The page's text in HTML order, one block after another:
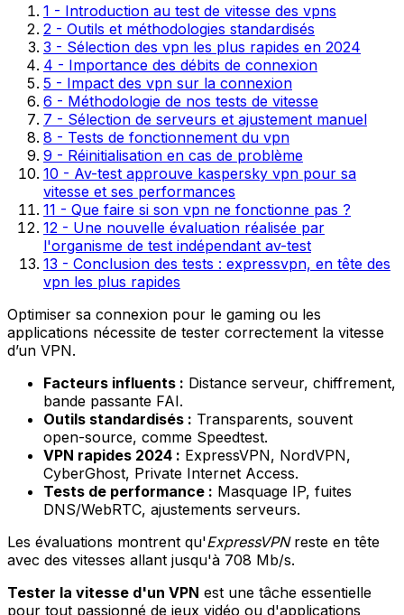
1 - Introduction au test de vitesse des vpns
2 - Outils et méthodologies standardisés
3 - Sélection des vpn les plus rapides en 2024
4 - Importance des débits de connexion
5 - Impact des vpn sur la connexion
6 - Méthodologie de nos tests de vitesse
7 - Sélection de serveurs et ajustement manuel
8 - Tests de fonctionnement du vpn
9 - Réinitialisation en cas de problème
10 - Av-test approuve kaspersky vpn pour sa
vitesse et ses performances
11 - Que faire si son vpn ne fonctionne pas ?
12 - Une nouvelle évaluation réalisée par
l'organisme de test indépendant av-test
13 - Conclusion des tests : expressvpn, en tête des
vpn les plus rapides
Optimiser sa connexion pour le gaming ou les
applications nécessite de tester correctement la vitesse
d’un VPN.
Facteurs influents : Distance serveur, chiffrement,
bande passante FAI.
Outils standardisés : Transparents, souvent
open-source, comme Speedtest.
VPN rapides 2024 : ExpressVPN, NordVPN,
CyberGhost, Private Internet Access.
Tests de performance : Masquage IP, fuites
DNS/WebRTC, ajustements serveurs.
Les évaluations montrent qu'ExpressVPNreste en tête
avec des vitesses allant jusqu'à 708 Mb/s.
Tester la vitesse d'un VPN est une tâche essentielle
pour tout passionné de jeux vidéo ou d'applications